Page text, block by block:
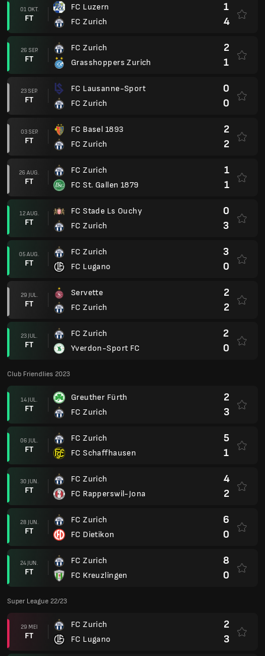
01 OKT.
FT
FC Luzern
FC Zurich
1
4
26 SEP.
FT
FC Zurich
Grasshoppers Zurich
2
1
23 SEP.
FT
FC Lausanne-Sport
FC Zurich
0
0
03 SEP.
FT
FC Basel 1893
FC Zurich
2
2
26 AUG.
FT
FC Zurich
FC St. Gallen 1879
1
1
12 AUG.
FT
FC Stade Ls Ouchy
FC Zurich
0
3
05 AUG.
FT
FC Zurich
FC Lugano
3
0
29 JUL.
FT
Servette
FC Zurich
2
2
23 JUL.
FT
FC Zurich
Yverdon-Sport FC
2
0
Club Friendlies 2023
14 JUL.
FT
Greuther Fürth
FC Zurich
2
3
06 JUL.
FT
FC Zurich
FC Schaffhausen
5
1
30 JUN.
FT
FC Zurich
FC Rapperswil-Jona
4
2
28 JUN.
FT
FC Zurich
FC Dietikon
6
0
24 JUN.
FT
FC Zurich
FC Kreuzlingen
8
0
Super League 22/23
29 MEI
FT
FC Zurich
FC Lugano
2
3